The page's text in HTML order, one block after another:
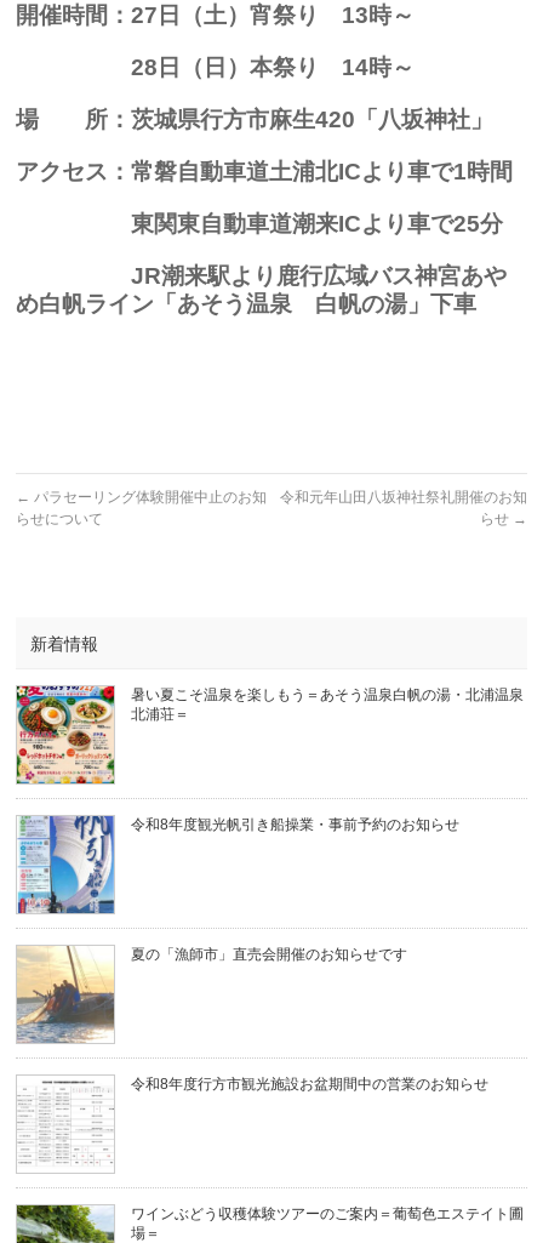
開催時間：27日（土）宵祭り 13時～
28日（日）本祭り 14時～
場 所：茨城県行方市麻生420「八坂神社」
アクセス：常磐自動車道土浦北ICより車で1時間
東関東自動車道潮来ICより車で25分
JR潮来駅より鹿行広域バス神宮あや
め白帆ライン「あそう温泉 白帆の湯」下車
← パラセーリング体験開催中止のお知
らせについて
令和元年山田八坂神社祭礼開催のお知
らせ →
新着情報
暑い夏こそ温泉を楽しもう＝あそう温泉白帆の湯・北浦温泉
北浦荘＝
令和8年度観光帆引き船操業・事前予約のお知らせ
夏の「漁師市」直売会開催のお知らせです
令和8年度行方市観光施設お盆期間中の営業のお知らせ
ワインぶどう収穫体験ツアーのご案内＝葡萄色エステイト圃
場＝